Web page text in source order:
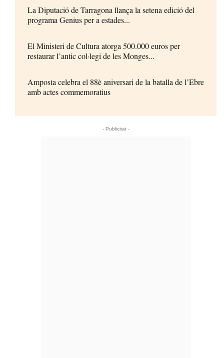
La Diputació de Tarragona llança la setena edició del
programa Genius per a estades...
El Ministeri de Cultura atorga 500.000 euros per
restaurar l’antic col·legi de les Monges...
Amposta celebra el 88è aniversari de la batalla de l’Ebre
amb actes commemoratius
- Publicitat -